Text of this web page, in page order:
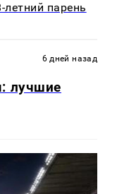
парень
6 дней назад
лучшие